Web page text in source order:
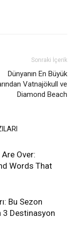
Sonraki İçerik
Dünyanın En Büyük
Vatnajökull ve
Diamond Beach
Over:
Words That
Bu Sezon
3 Destinasyon